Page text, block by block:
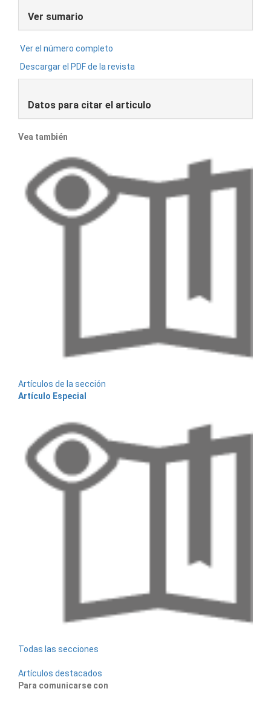
Ver sumario
Ver el número completo
Descargar el PDF de la revista
Datos para citar el articulo
Vea también
Artículos de la sección
Artículo Especial
Todas las secciones
Artículos destacados
Para comunicarse con